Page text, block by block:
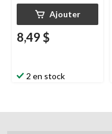
Ajouter
8,49 $
2 en stock